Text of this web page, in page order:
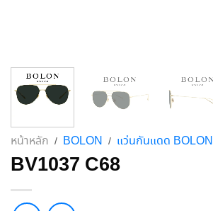
หน้าหลัก / BOLON / แว่นกันแดด BOLON
BV1037 C68